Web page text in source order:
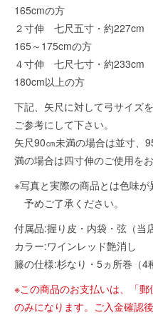
165cmの方
２寸伸 七尺五寸・約227cm
165～175cmの方
４寸伸 七尺七寸・約233cm
180cm以上の方
下記、矢尺に対して弓サイズ
ご参考にして下さい。
矢尺90㎝未満の場合は並寸、
満の場合は四寸伸のご使用を
※写真と実際の商品とは色味が
予めご了承ください。
付属品:握り皮・内袋・弦（当
カラー:ワインレッド艶消し
籐の仕様:杉なり・5ヵ所巻（4
※この商品のお支払いは、「郵
のみになります。ご入金確認